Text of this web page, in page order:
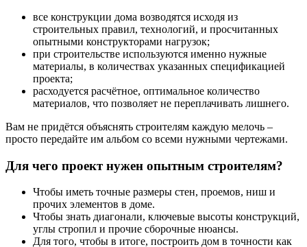
все конструкции дома возводятся исходя из
строительных правил, технологий, и просчитанных
опытными конструкторами нагрузок;
при строительстве используются именно нужные
материалы, в количествах указанных спецификацией
проекта;
расходуется расчётное, оптимальное количество
материалов, что позволяет не переплачивать лишнего.
Вам не придётся объяснять строителям каждую мелочь –
просто передайте им альбом со всеми нужными чертежами.
Для чего проект нужен опытным строителям?
Чтобы иметь точные размеры стен, проемов, ниш и
прочих элементов в доме.
Чтобы знать диагонали, ключевые высоты конструкций,
углы стропил и прочие сборочные нюансы.
Для того, чтобы в итоге, построить дом в точности как